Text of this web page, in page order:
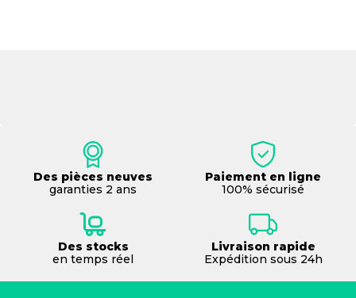
Des pièces neuves
garanties 2 ans
Paiement en ligne
100% sécurisé
Des stocks
en temps réel
Livraison rapide
Expédition sous 24h